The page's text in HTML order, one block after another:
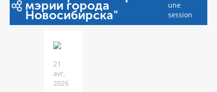
мэрии города
Новосибирска"
une
session
21
avr.
2026